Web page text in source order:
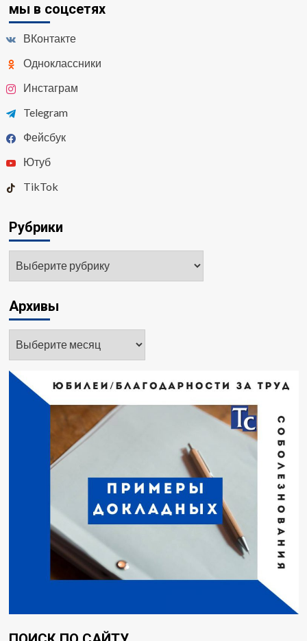
мы в соцсетях
ВКонтакте
Одноклассники
Инстаграм
Telegram
Фейсбук
Ютуб
TikTok
Рубрики
Рубрики
Архивы
Архивы